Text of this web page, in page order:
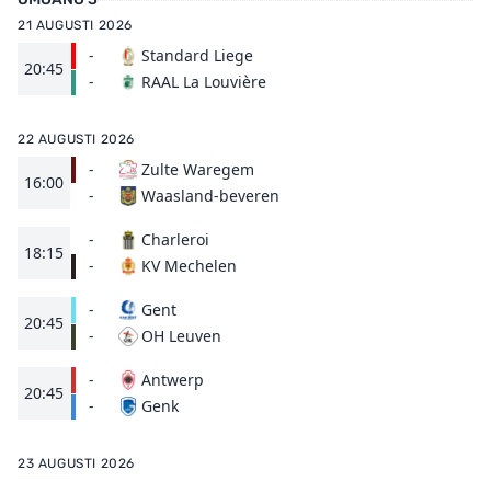
21 AUGUSTI 2026
20:45
-
-
Standard Liege
RAAL La Louvière
22 AUGUSTI 2026
16:00
-
-
Zulte Waregem
Waasland-beveren
18:15
-
-
Charleroi
KV Mechelen
20:45
-
-
Gent
OH Leuven
20:45
-
-
Antwerp
Genk
23 AUGUSTI 2026